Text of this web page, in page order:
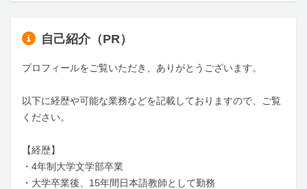
自己紹介（PR）
プロフィールをご覧いただき、ありがとうございます。
以下に経歴や可能な業務などを記載しておりますので、ご覧
ください。
【経歴】
・4年制大学文学部卒業
・大学卒業後、15年間日本語教師として勤務